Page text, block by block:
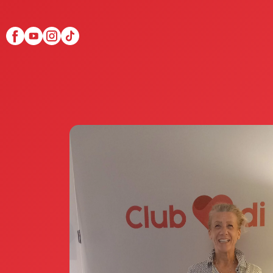
Scopri Club di Più
Le testimonianze Club
La fondatrice Valeria